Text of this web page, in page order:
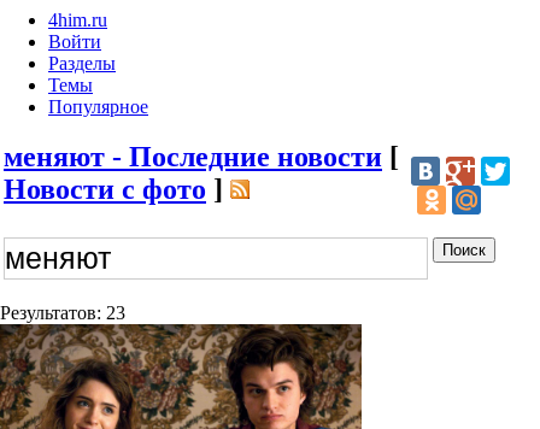
4him.ru
Войти
Разделы
Темы
Популярное
меняют - Последние новости [
Новости с фото ]
Результатов: 23